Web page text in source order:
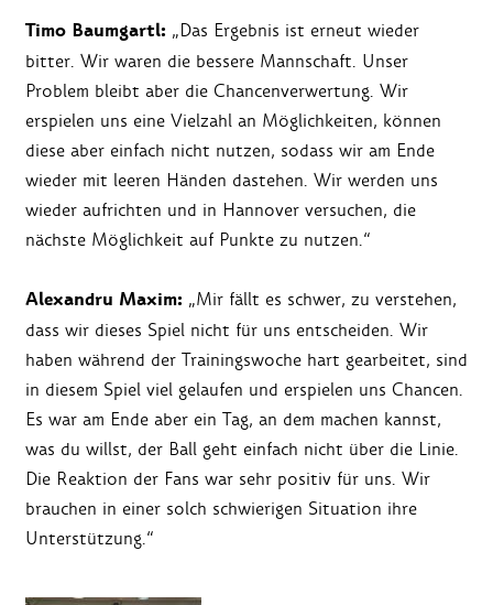
Timo Baumgartl: „Das Ergebnis ist erneut wieder
bitter. Wir waren die bessere Mannschaft. Unser
Problem bleibt aber die Chancenverwertung. Wir
erspielen uns eine Vielzahl an Möglichkeiten, können
diese aber einfach nicht nutzen, sodass wir am Ende
wieder mit leeren Händen dastehen. Wir werden uns
wieder aufrichten und in Hannover versuchen, die
nächste Möglichkeit auf Punkte zu nutzen.“
Alexandru Maxim: „Mir fällt es schwer, zu verstehen,
dass wir dieses Spiel nicht für uns entscheiden. Wir
haben während der Trainingswoche hart gearbeitet, sind
in diesem Spiel viel gelaufen und erspielen uns Chancen.
Es war am Ende aber ein Tag, an dem machen kannst,
was du willst, der Ball geht einfach nicht über die Linie.
Die Reaktion der Fans war sehr positiv für uns. Wir
brauchen in einer solch schwierigen Situation ihre
Unterstützung.“